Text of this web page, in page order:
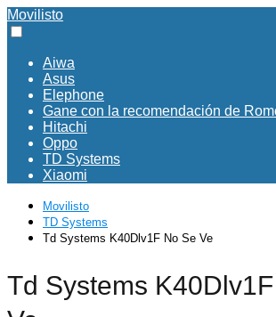
Movilisto
Aiwa
Asus
Elephone
Gane con la recomendación de
Hitachi
Oppo
TD Systems
Xiaomi
Movilisto
TD Systems
Td Systems K40Dlv1F No Se Ve
Td Systems